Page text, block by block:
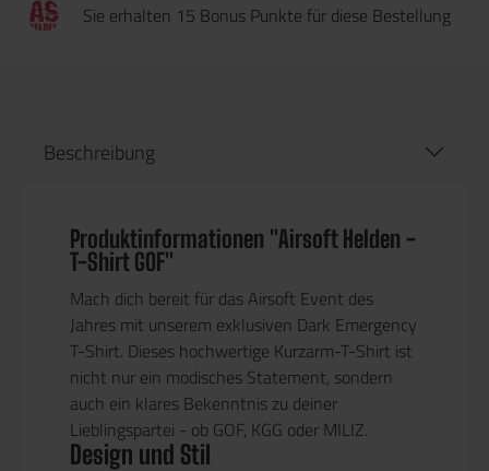
Sie erhalten 15 Bonus Punkte für diese Bestellung
Beschreibung
Produktinformationen "Airsoft Helden -
T-Shirt GOF"
Mach dich bereit für das Airsoft Event des
Jahres mit unserem exklusiven Dark Emergency
T-Shirt. Dieses hochwertige Kurzarm-T-Shirt ist
nicht nur ein modisches Statement, sondern
auch ein klares Bekenntnis zu deiner
Lieblingspartei - ob GOF, KGG oder MILIZ.
Design und Stil